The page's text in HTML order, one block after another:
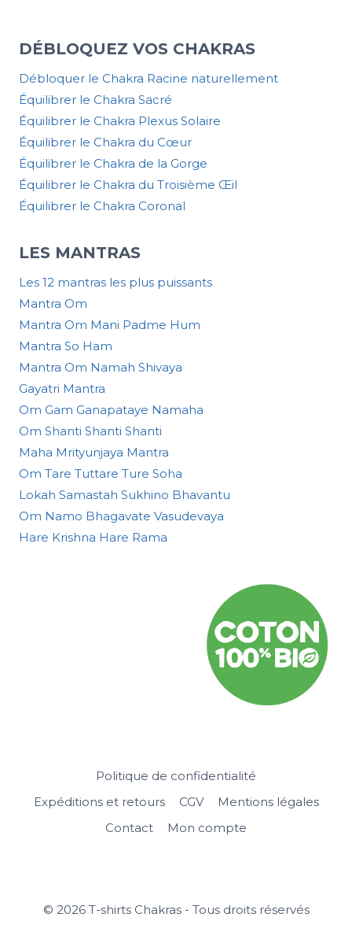
DÉBLOQUEZ VOS CHAKRAS
Débloquer le Chakra Racine naturellement
Équilibrer le Chakra Sacré
Équilibrer le Chakra Plexus Solaire
Équilibrer le Chakra du Cœur
Équilibrer le Chakra de la Gorge
Équilibrer le Chakra du Troisième Œil
Équilibrer le Chakra Coronal
LES MANTRAS
Les 12 mantras les plus puissants
Mantra Om
Mantra Om Mani Padme Hum
Mantra So Ham
Mantra Om Namah Shivaya
Gayatri Mantra
Om Gam Ganapataye Namaha
Om Shanti Shanti Shanti
Maha Mrityunjaya Mantra
Om Tare Tuttare Ture Soha
Lokah Samastah Sukhino Bhavantu
Om Namo Bhagavate Vasudevaya
Hare Krishna Hare Rama
Politique de confidentialité
Expéditions et retours
CGV
Mentions légales
Contact
Mon compte
© 2026 T-shirts Chakras - Tous droits réservés